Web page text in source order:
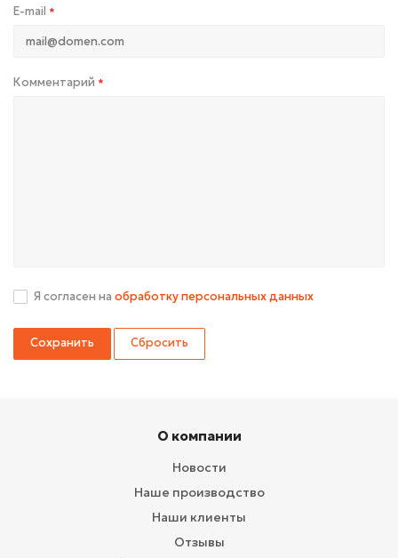
E-mail *
Комментарий *
Я согласен на обработку персональных данных
Сбросить
О компании
Новости
Наше производство
Наши клиенты
Отзывы